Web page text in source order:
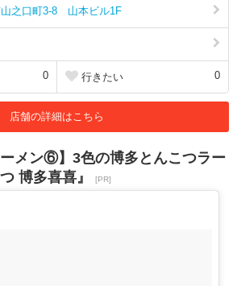
山之口町3-8 山本ビル1F
0 行きたい 0
店舗の詳細はこちら
ーメン⑥】3色の博多とんこつラー
博多喜喜』
[PR]